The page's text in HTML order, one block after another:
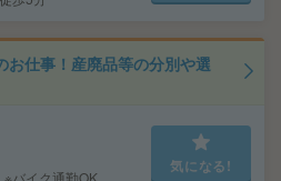
お仕事！産廃品等の分別や選
バイク通勤OK
気になる!